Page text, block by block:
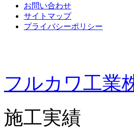
お問い合わせ
サイトマップ
プライバシーポリシー
フルカワ工業
施工実績